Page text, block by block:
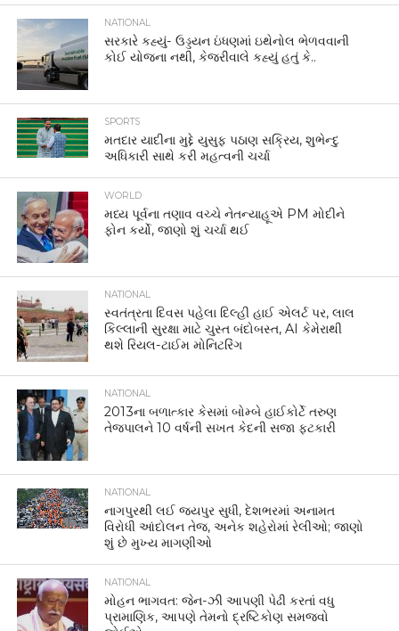
NATIONAL
સરકારે કહ્યું- ઉડ્ડયન ઇંધણમાં ઇથેનોલ ભેળવવાની
કોઈ યોજના નથી, કેજરીવાલે કહ્યું હતું કે..
SPORTS
મતદાર યાદીના મુદ્દે યુસુફ પઠાણ સક્રિય, શુભેન્દુ
અધિકારી સાથે કરી મહત્વની ચર્ચા
WORLD
મધ્ય પૂર્વના તણાવ વચ્ચે નેતન્યાહૂએ PM મોદીને
ફોન કર્યો, જાણો શું ચર્ચા થઈ
NATIONAL
સ્વતંત્રતા દિવસ પહેલા દિલ્હી હાઈ એલર્ટ પર, લાલ
કિલ્લાની સુરક્ષા માટે ચુસ્ત બંદોબસ્ત, AI કેમેરાથી
થશે રિયલ-ટાઈમ મોનિટરિંગ
NATIONAL
2013ના બળાત્કાર કેસમાં બોમ્બે હાઈકોર્ટે તરુણ
તેજપાલને 10 વર્ષની સખત કેદની સજા ફટકારી
NATIONAL
નાગપુરથી લઈ જયપુર સુધી, દેશભરમાં અનામત
વિરોધી આંદોલન તેજ, અનેક શહેરોમાં રેલીઓ; જાણો
શું છે મુખ્ય માગણીઓ
NATIONAL
મોહન ભાગવત: જેન-ઝી આપણી પેઢી કરતાં વધુ
પ્રામાણિક, આપણે તેમનો દ્રષ્ટિકોણ સમજવો